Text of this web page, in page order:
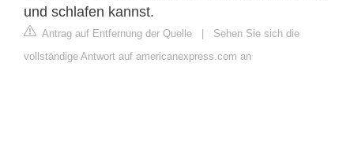
und schlafen kannst.
Antrag auf Entfernung der Quelle
Sehen Sie sich die
vollständige Antwort auf americanexpress.com an